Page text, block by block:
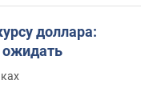
доллара:
ожидать